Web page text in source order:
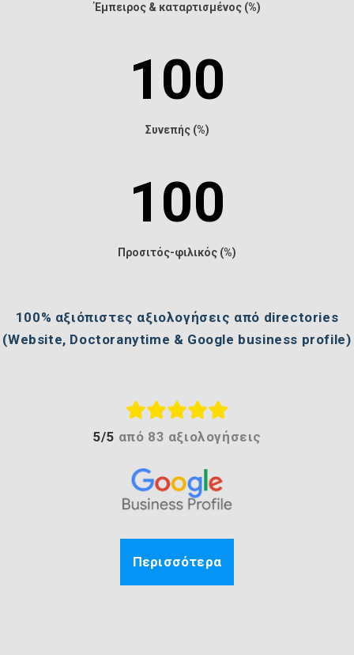
Έμπειρος & καταρτισμένος (%)
100
Συνεπής (%)
100
Προσιτός-φιλικός (%)
100% αξιόπιστες αξιολογήσεις από directories
(Website, Doctoranytime & Google business profile)
5/5 από 83 αξιολογήσεις
Περισσότερα